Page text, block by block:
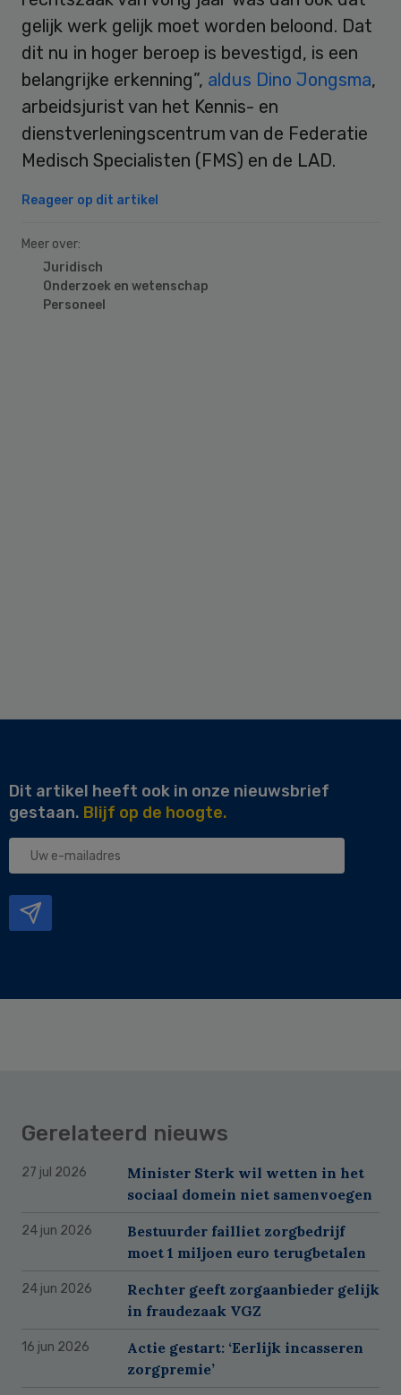
gelijk werk gelijk moet worden beloond. Dat
dit nu in hoger beroep is bevestigd, is een
belangrijke erkenning”, aldus Dino Jongsma,
arbeidsjurist van het Kennis- en
dienstverleningscentrum van de Federatie
Medisch Specialisten (FMS) en de LAD.
Reageer op dit artikel
Meer over:
Juridisch
Onderzoek en wetenschap
Personeel
Dit artikel heeft ook in onze nieuwsbrief
gestaan. Blijf op de hoogte.
Uw
Gerelateerd nieuws
27 jul 2026
Minister Sterk wil wetten in het
sociaal domein niet samenvoegen
24 jun 2026
Bestuurder failliet zorgbedrijf
moet 1 miljoen euro terugbetalen
24 jun 2026
Rechter geeft zorgaanbieder gelijk
in fraudezaak VGZ
16 jun 2026
Actie gestart: ‘Eerlijk incasseren
zorgpremie’